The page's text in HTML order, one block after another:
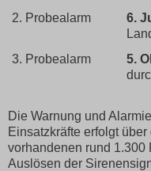
2. Probealarm
6.
3. Probealarm
5.
Die Warnung und
Einsatzkräfte erfolgt
vorhandenen rund
Auslösen der